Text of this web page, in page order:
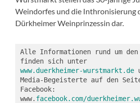
Weindorfes und die Inthronisierung
Dürkheimer Weinprinzessin dar.
Alle Informationen rund um den
finden sich unter
www.duerkheimer-wurstmarkt.de
Media-Begeisterte auf den
Facebook:
www. facebook.com/